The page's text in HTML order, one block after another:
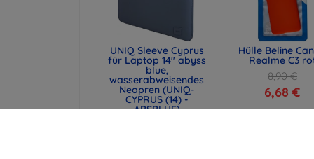
UNIQ Sleeve Cyprus
für Laptop 14" abyss
blue,
wasserabweisendes
Neopren (UNIQ-
CYPRUS (14) -
ABSBLUE)
Hülle Beline
Realme C3
8,90 €
6,68 €